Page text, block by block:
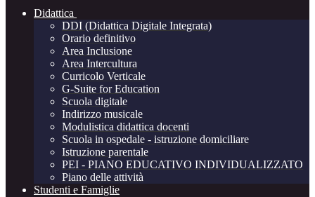
Didattica
DDI (Didattica Digitale Integrata)
Orario definitivo
Area Inclusione
Area Intercultura
Curricolo Verticale
G-Suite for Education
Scuola digitale
Indirizzo musicale
Modulistica didattica docenti
Scuola in ospedale - istruzione domiciliare
Istruzione parentale
PEI - PIANO EDUCATIVO INDIVIDUALIZZATO
Piano delle attività
Studenti e Famiglie